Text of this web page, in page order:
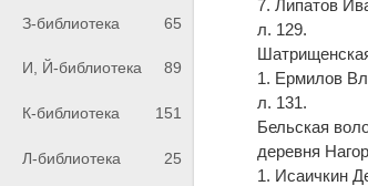
З-библиотека 65
И, Й-библиотека 89
К-библиотека 151
Л-библиотека 25
7. Липатов
л. 129.
1. Ермилов
л. 131.
Бельская
деревня
1. Исаичкин